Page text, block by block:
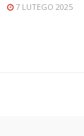
7 LUTEGO 2025